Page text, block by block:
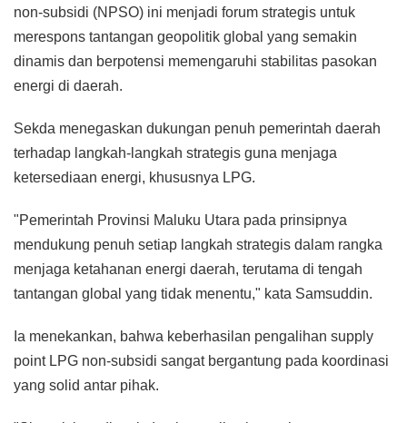
non-subsidi (NPSO) ini menjadi forum strategis untuk
merespons tantangan geopolitik global yang semakin
dinamis dan berpotensi memengaruhi stabilitas pasokan
energi di daerah.
Sekda menegaskan dukungan penuh pemerintah daerah
terhadap langkah-langkah strategis guna menjaga
ketersediaan energi, khususnya LPG.
"Pemerintah Provinsi Maluku Utara pada prinsipnya
mendukung penuh setiap langkah strategis dalam rangka
menjaga ketahanan energi daerah, terutama di tengah
tantangan global yang tidak menentu," kata Samsuddin.
Ia menekankan, bahwa keberhasilan pengalihan supply
point LPG non-subsidi sangat bergantung pada koordinasi
yang solid antar pihak.